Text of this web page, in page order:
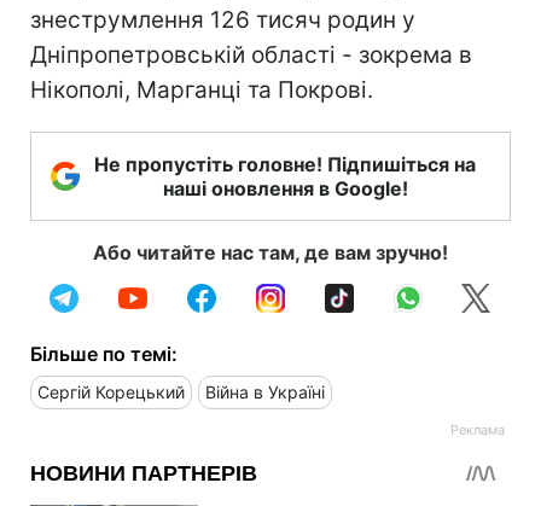
знеструмлення 126 тисяч родин у
Дніпропетровській області - зокрема в
Нікополі, Марганці та Покрові.
Не пропустіть головне! Підпишіться на
наші оновлення в Google!
Або читайте нас там, де вам зручно!
Більше по темі:
Сергій Корецький Війна в Україні